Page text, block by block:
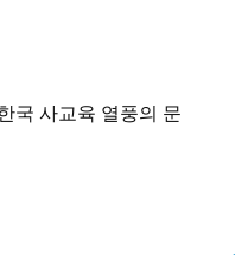
국 사교육 열풍의 문